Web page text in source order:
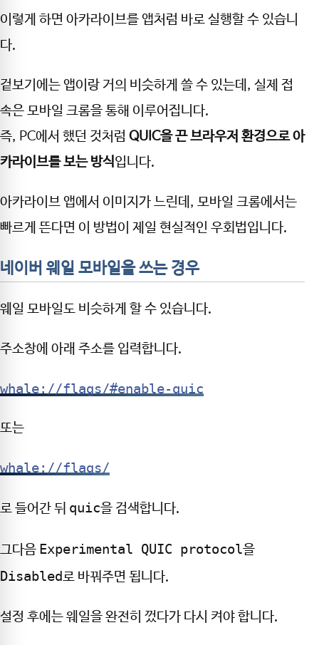
이렇게 하면 아카라이브를 앱처럼 바로 실행할 수 있습니
다.
겉보기에는 앱이랑 거의 비슷하게 쓸 수 있는데, 실제 접
속은 모바일 크롬을 통해 이루어집니다.
즉, PC에서 했던 것처럼 QUIC을 끈 브라우저 환경으로 아
카라이브를 보는 방식입니다.
아카라이브 앱에서 이미지가 느린데, 모바일 크롬에서는
빠르게 뜬다면 이 방법이 제일 현실적인 우회법입니다.
네이버 웨일 모바일을 쓰는 경우
웨일 모바일도 비슷하게 할 수 있습니다.
주소창에 아래 주소를 입력합니다.
whale://flags/#enable-quic
또는
whale://flags/
로 들어간 뒤 quic을 검색합니다.
그다음 Experimental QUIC protocol을
Disabled로 바꿔주면 됩니다.
설정 후에는 웨일을 완전히 껐다가 다시 켜야 합니다.